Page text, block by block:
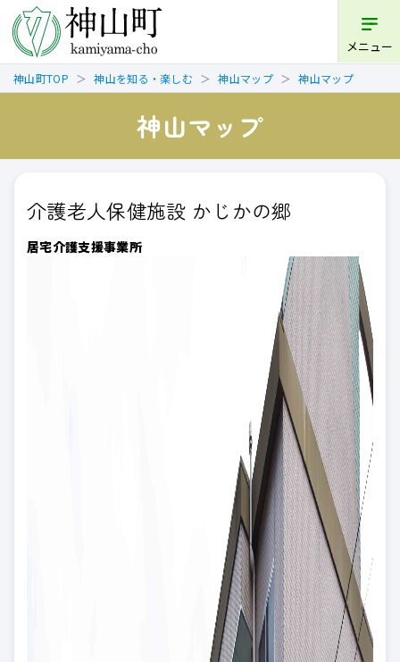
メニュー
神山町TOP 神山を知る・楽しむ 神山マップ 神山マップ
神山マップ
介護老人保健施設 かじかの郷
居宅介護支援事業所